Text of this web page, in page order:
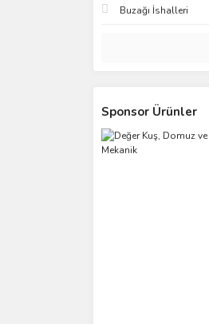
Buzağı İshalleri
Sponsor Ürünler